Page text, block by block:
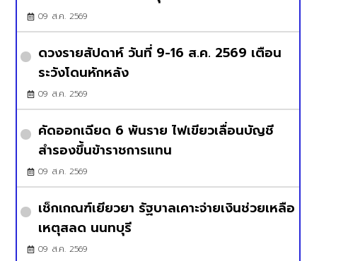
09 ส.ค. 2569
ดวงรายสัปดาห์ วันที่ 9-16 ส.ค. 2569 เตือน
ระวังโดนหักหลัง
09 ส.ค. 2569
คัดออกเฉียด 6 พันราย ไฟเขียวเลื่อนบัญชี
สำรองขึ้นข้าราชการแทน
09 ส.ค. 2569
เช็กเกณฑ์เยียวยา รัฐบาลเคาะจ่ายเงินช่วยเหลือ
เหตุสลด นนทบุรี
09 ส.ค. 2569